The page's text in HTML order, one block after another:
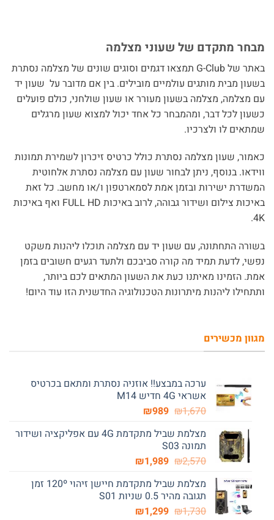
מבחר מתקדם של שעוני מצלמה
באתר של G-Club תמצאו דגמים וסוגים שונים של מצלמה נסתרת
בשעון מבית מותגים עולמיים מובילים. בין אם מדובר על שעון יד
עם מצלמה, מצלמה בשעון מעורר או שעון שולחני, כולם פועלים
כשעון לכל דבר, ומהמבחר כל אחד יכול למצוא שעון מרגלים
שמתאים לו ולצרכיו.
כאמור, שעון מצלמה נסתרת כולל כרטיס זיכרון לשמירת תמונות
ווידאו. בנוסף, ניתן לבחור שעון עם מצלמה נסתרת אלחוטית
המשדרת ישירות ובזמן אמת לסמארטפון ו/או מחשב. כל זאת
באיכות צילום ושידור גבוהה, לרוב באיכות FULL HD ואף באיכות
4K.
בשורה התחתונה, עם שעון יד עם מצלמה תוכלו ליהנות משקט
נפשי, לדעת תמיד מה קורה סביבכם ולתעד רגעים חשובים בזמן
אמת. הזמינו מאיתנו כעת את השעון המתאים לכם ביותר,
ותתחילו ליהנות מיתרונות הטכנולוגיה החדשנית הזו עוד היום!
מגוון מכשירים
ערכה במבצע!! אוזניה נסתרת ומתאם בכרטיס
אשראי 4G חדיש M14
₪1,670
המחיר
היה:
₪1,670.
₪989 המחיר
הוא:
מצלמת שביל מתקדמת 4G עם אפליקציה ושידור
תמונה S03
₪2,570
המחיר
היה:
₪2,570.
₪1,989
המחיר
הוא:
₪1,989.
מצלמת שביל מתקדמת חיישן זיהוי 120º זמן
תגובה מהיר 0.5 שניות S01
₪1,730
המחיר₪1,299
המחיר